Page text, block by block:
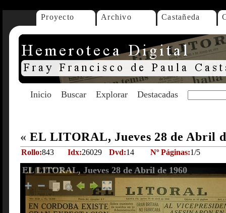
Proyecto Archivo Castañeda
Inicio Buscar Explorar Destacadas
« EL LITORAL, Jueves 28 de Abril
Rollo:843 Idx:26029 Dvd:14 Nº Páginas:1/5
EL LITORAL, Jueves 28 de Abril de 1960